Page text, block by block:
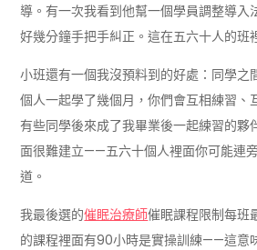
導。有一次我看到他幫一個學員調整導入
好幾分鐘手把手糾正。這在五六十人的班
小班還有一個我沒預料到的好處：同學之
個人一起學了幾個月，你們會互相練習、
有些同學後來成了我畢業後一起練習的夥
面很難建立——五六十個人裡面你可能連
道。
我最後選的催眠治療師催眠課程限制每班
的課程裡面有90小時是實操訓練——這意